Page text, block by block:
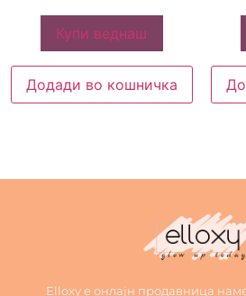
Купи веднаш
Додади во кошничка
Elloxy е онлајн продавница